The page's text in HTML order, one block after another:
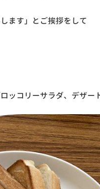
ます」とご挨拶をして
ッコリーサラダ、デザー